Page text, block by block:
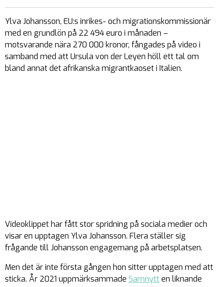
Ylva Johansson, EU:s inrikes- och migrationskommissionär
med en grundlön på 22 494 euro i månaden –
motsvarande nära 270 000 kronor, fångades på video i
samband med att Ursula von der Leyen höll ett tal om
bland annat det afrikanska migrantkaoset i Italien.
Videoklippet har fått stor spridning på sociala medier och
visar en upptagen Ylva Johansson. Flera ställer sig
frågande till Johansson engagemang på arbetsplatsen.
Men det är inte första gången hon sitter upptagen med att
sticka. År 2021 uppmärksammade Samnytten liknande